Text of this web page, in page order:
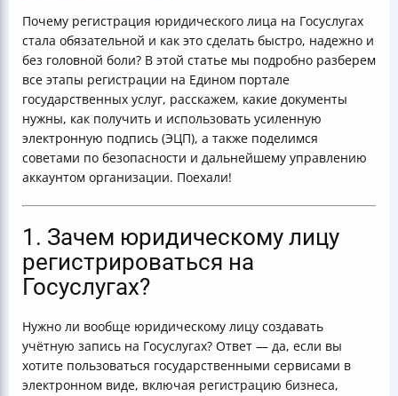
6. Почему стоит регистрировать бизнес через
Госуслуги?
Итог: как сделать регистрацию юридического лица
на Госуслугах проще?
Вопрос к читателям:
Почему регистрация юридического лица на Госуслугах
стала обязательной и как это сделать быстро, надежно и
без головной боли? В этой статье мы подробно разберем
все этапы регистрации на Едином портале
государственных услуг, расскажем, какие документы
нужны, как получить и использовать усиленную
электронную подпись (ЭЦП), а также поделимся
советами по безопасности и дальнейшему управлению
аккаунтом организации. Поехали!
1. Зачем юридическому лицу
регистрироваться на
Госуслугах?
Нужно ли вообще юридическому лицу создавать
учётную запись на Госуслугах? Ответ — да, если вы
хотите пользоваться государственными сервисами в
электронном виде, включая регистрацию бизнеса,